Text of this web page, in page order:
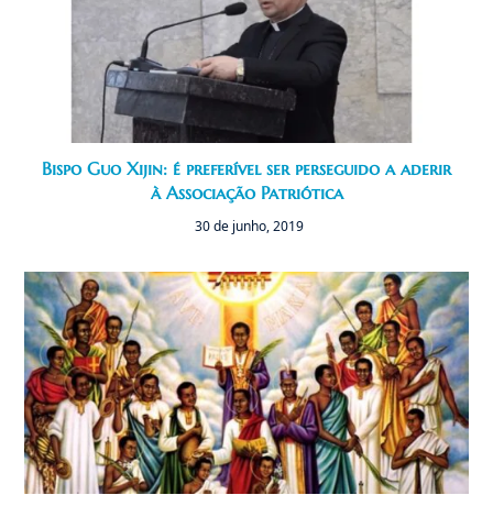
Bispo Guo Xijin: é preferível ser perseguido a aderir
à Associação Patriótica
30 de junho, 2019